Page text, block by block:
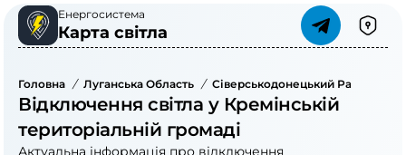
Енергосистема
Карта світла
Головна / Луганська Область / Сіверськодонецький Район
Відключення світла у Кремінській
територіальній громаді
Актуальна інформація про відключення